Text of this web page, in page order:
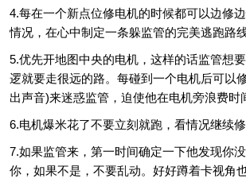
4.每在一个新点位修电机的时候都可以边修
情况，在心中制定一条躲监管的完美逃跑路
5.优先开地图中央的电机，这样的话监管想
逻就要走很远的路。每碰到一个电机后可以
出声音)来迷惑监管，迫使他在电机旁浪费时
6.电机爆米花了不要立刻就跑，看情况继续修
7.如果监管来，第一时间确定一下他发现你
你，如果不是，不要乱动。好好蹲着卡视角